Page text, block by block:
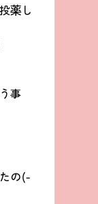
薬し
事
の(-